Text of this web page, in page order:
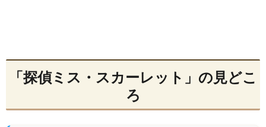
「探偵ミス・スカーレット」の見どこ
ろ